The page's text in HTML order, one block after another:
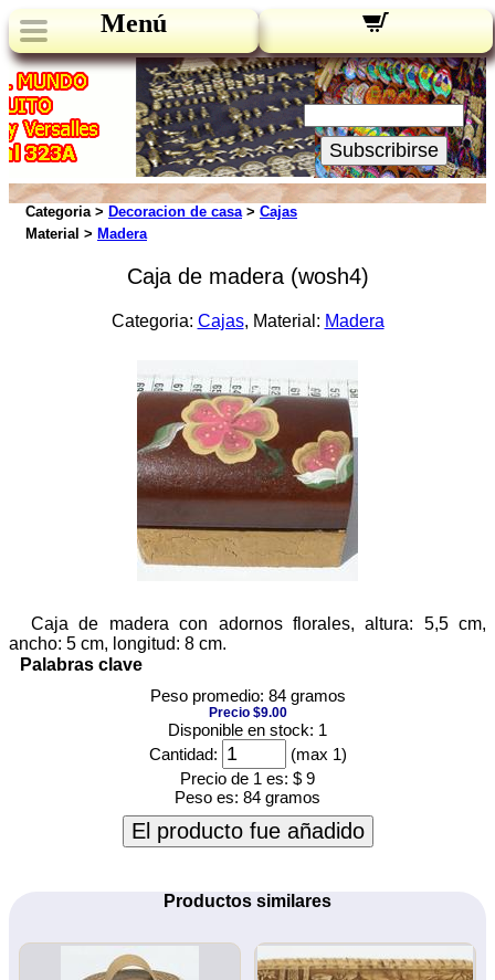
Menú
Novedades:
Su Email:
Subscribirse
Categoria > Decoracion de casa> Cajas
Material > Madera
Caja de madera (wosh4)
Categoria: Cajas, Material: Madera
Caja de madera con adornos florales, altura: 5,5 cm,
ancho: 5 cm, longitud: 8 cm.
Palabras clave
Peso promedio: 84 gramos
Precio $9.00
Disponible en stock: 1
Cantidad:
(max 1)
Precio de 1 es: $ 9
Peso es: 84 gramos
El producto fue añadido
Productos similares